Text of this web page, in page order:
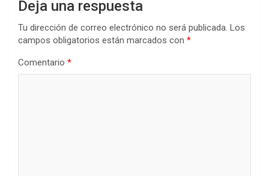
Deja una respuesta
Tu dirección de correo electrónico no será publicada. Los
campos obligatorios están marcados con *
Comentario *